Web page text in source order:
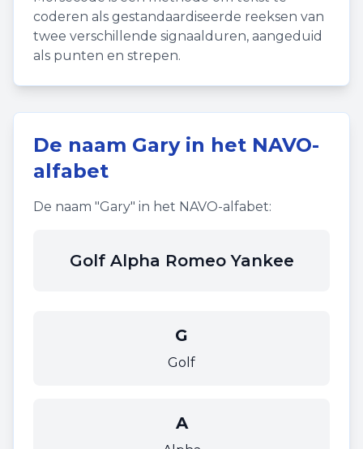
coderen als gestandaardiseerde reeksen van
twee verschillende signaalduren, aangeduid
als punten en strepen.
De naam Garyin het NAVO-
alfabet
De naam "Gary" in het NAVO-alfabet:
Golf Alpha Romeo Yankee
G
Golf
A